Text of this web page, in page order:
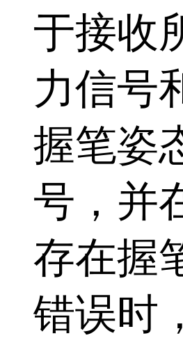
于接收
力信号
握笔姿
号，并
存在握
错误时